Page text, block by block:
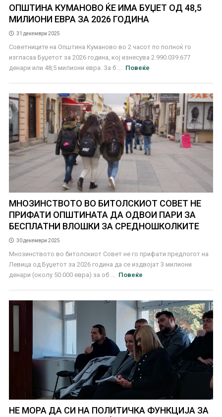
ОПШТИНА КУМАНОВО ЌЕ ИМА БУЏЕТ ОД 48,5
МИЛИОНИ ЕВРА ЗА 2026 ГОДИНА
31 декември 2025
Советниците на Општина Куманово во 2 часот по полноќ го
изгласаа Буџетот за 2026 година, кој изнесува 2.990.039.677
денари или 48,5 милиони евра. За б ...
Повеќе
МНОЗИНСТВОТО ВО БИТОЛСКИОТ СОВЕТ НЕ
ПРИФАТИ ОПШТИНАТА ДА ОДВОИ ПАРИ ЗА
БЕСПЛАТНИ ВЛОШКИ ЗА СРЕДНОШКОЛКИТЕ
30 декември 2025
Мнозинството во битолскиот Совет не го прифати предлогот на
Левица од Буџетот за 2026 година да се издвојат 3 милиони
денари (околу 50.000 евра) за об ...
Повеќе
НЕ МОРА ДА СИ НА ПОЛИТИЧКА ФУНКЦИЈА ЗА